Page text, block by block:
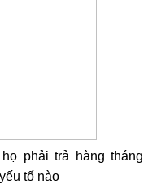
phải trả hàng tháng
tố nào